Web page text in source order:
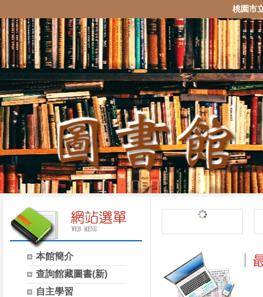
桃園市
本館簡介
查詢館藏圖書(新)
自主學習